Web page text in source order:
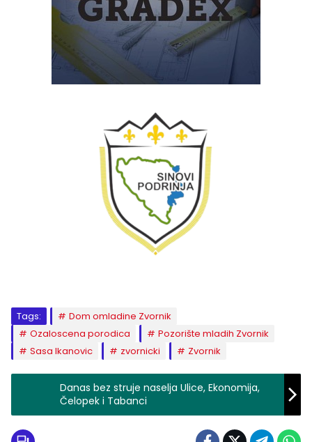
Tags:
Dom omladine Zvornik
Ozaloscena porodica
Pozorište mladih Zvornik
Sasa Ikanovic
zvornicki Zvornik
Danas bez struje naselja Ulice, Ekonomija,
Čelopek i Tabanci